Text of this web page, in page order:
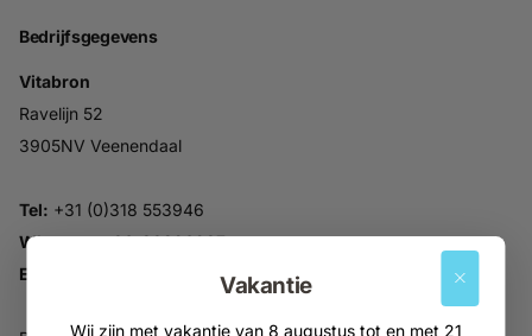
Vakantie
Wij zijn met vakantie van 8 augustus tot en met 21
Bedrijfsgegevens
Vitabron
Ravelijn 52
3905NV Veenendaal
Tel: +31 (0)318 553946
Whatsapp:06-30896937
Email: